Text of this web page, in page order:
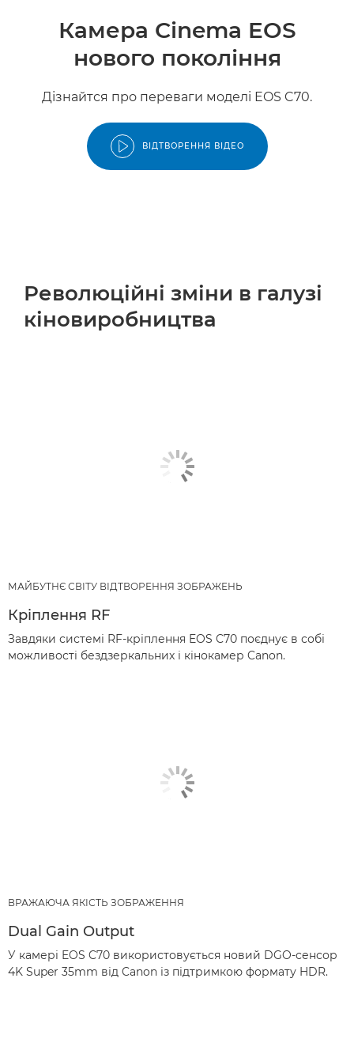
Камера Cinema EOS
нового покоління
Дізнайтся про переваги моделі EOS C70.
ВІДТВОРЕННЯ ВІДЕО
Революційні зміни в галузі
кіновиробництва
МАЙБУТНЄ СВІТУ ВІДТВОРЕННЯ ЗОБРАЖЕНЬ
Кріплення RF
Завдяки системі RF-кріплення EOS C70 поєднує в собі
можливості бездзеркальних і кінокамер Canon.
ВРАЖАЮЧА ЯКІСТЬ ЗОБРАЖЕННЯ
Dual Gain Output
У камері EOS C70 використовується новий DGO-сенсор
4K Super 35mm від Canon із підтримкою формату HDR.